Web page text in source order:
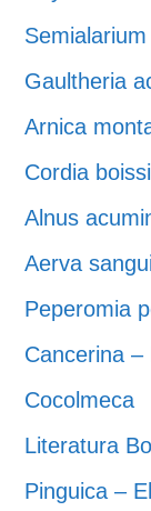
Gaultheria
Arnica
Cordia
Alnus
Aerva
Peperomia
Cancerina –
Cocolmeca
Literatura
Pinguica –